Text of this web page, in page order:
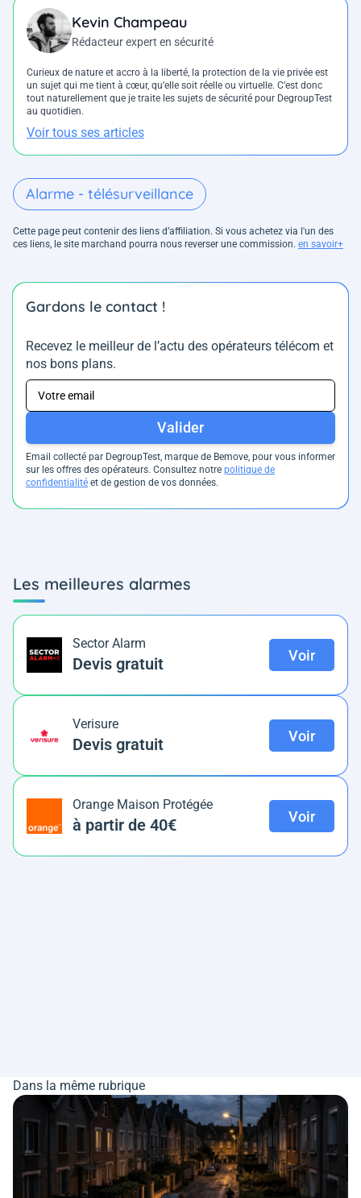
Kevin Champeau
Rédacteur expert en sécurité
Curieux de nature et accro à la liberté, la protection de la vie privée est
un sujet qui me tient à cœur, qu’elle soit réelle ou virtuelle. C’est donc
tout naturellement que je traite les sujets de sécurité pour DegroupTest
au quotidien.
Voir tous ses articles
Alarme - télésurveillance
Cette page peut contenir des liens d’affiliation. Si vous achetez via l'un des
ces liens, le site marchand pourra nous reverser une commission. en savoir+
Gardons le contact !
Recevez le meilleur de l’actu des opérateurs télécom et
nos bons plans.
Valider
Email collecté par DegroupTest, marque de Bemove, pour vous informer
sur les offres des opérateurs. Consultez notre politique de
confidentialité et de gestion de vos données.
Les meilleures alarmes
Sector Alarm
Devis gratuit Voir
Verisure
Devis gratuit Voir
Orange Maison Protégée
à partir de 40€ Voir
Dans la même rubrique